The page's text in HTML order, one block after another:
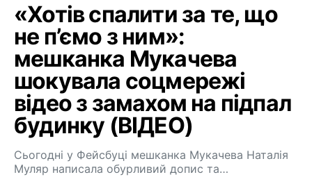
«Хотів спалити за те, що
не п’ємо з ним»:
мешканка Мукачева
шокувала соцмережі
відео з замахом на підпал
будинку (ВІДЕО)
Сьогодні у Фейсбуці мешканка Мукачева Наталія
Муляр написала обурливий допис та…